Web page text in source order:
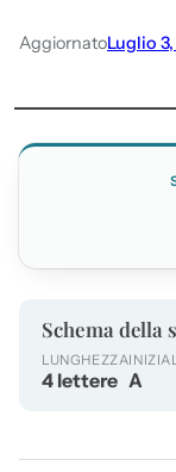
AggiornatoLuglio
Schema della
LUNGHEZZA
4 lettere A